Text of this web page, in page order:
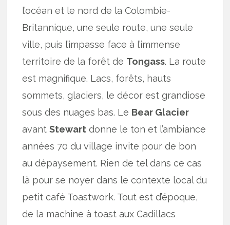
l’océan et le nord de la Colombie-
Britannique, une seule route, une seule
ville, puis l’impasse face à l’immense
territoire de la forêt de Tongass. La route
est magnifique. Lacs, forêts, hauts
sommets, glaciers, le décor est grandiose
sous des nuages bas. Le Bear Glacier
avantStewart donne le ton et l’ambiance
années 70 du village invite pour de bon
au dépaysement. Rien de tel dans ce cas
là pour se noyer dans le contexte local du
petit café Toastwork. Tout est d’époque,
de la machine à toast aux Cadillacs